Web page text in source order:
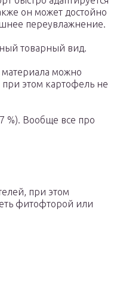
он может достойно
переувлажнение.
товарный вид.
можно
при этом картофель не
%). Вообще все про
при этом
фитофторой или